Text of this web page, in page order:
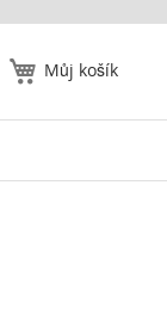
Můj košík